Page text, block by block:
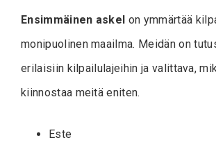
Ensimmäinen askel on ymmärtää
monipuolinen maailma. Meidän on
erilaisiin kilpailulajeihin ja valittava,
kiinnostaa meitä eniten.
Este